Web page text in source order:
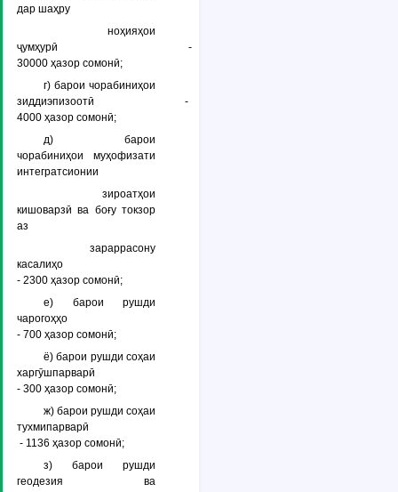
дар шаҳру
ноҳияҳои
ҷумҳурӣ -
30000 ҳазор сомонӣ;
г) барои чорабиниҳои
зиддиэпизоотӣ -
4000 ҳазор сомонӣ;
д) барои
чорабиниҳои муҳофизати
интегратсионии
зироатҳои
кишоварзӣ ва боғу токзор
аз
зараррасону
касалиҳо
- 2300 ҳазор сомонӣ;
е) барои рушди
чарогоҳҳо
- 700 ҳазор сомонӣ;
ё) барои рушди соҳаи
харгӯшпарварӣ
- 300 ҳазор сомонӣ;
ж) барои рушди соҳаи
тухмипарварӣ
- 1136 ҳазор сомонӣ;
з) барои рушди
геодезия ва